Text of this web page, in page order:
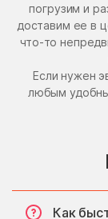
погрузим и
доставим ее в
что-то
Если нужен
любым
Как